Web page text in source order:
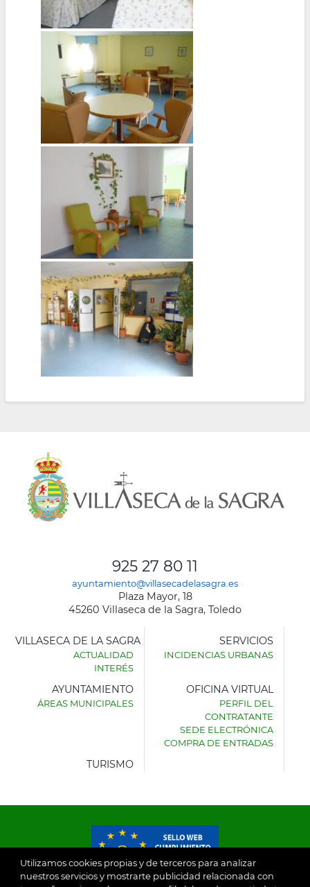
Utilizamos cookies propias y de terceros para analizar
nuestros servicios y mostrarte publicidad relacionada con
925 27 80 11
ayuntamiento@villasecadelasagra.es
Plaza Mayor, 18
45260 Villaseca de la Sagra, Toledo
AYUNTAMIENTO
VILLASECA DE LA SAGRA
ACTUALIDAD
INTERÉS
SERVICIOS
INCIDENCIAS URBANAS
AYUNTAMIENTO
ÁREAS MUNICIPALES
OFICINA VIRTUAL
PERFIL DEL
CONTRATANTE
SEDE ELECTRÓNICA
COMPRA DE ENTRADAS
TURISMO